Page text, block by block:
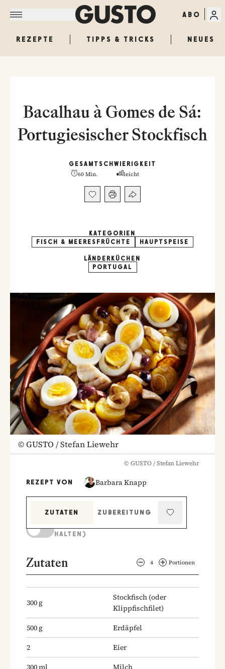
ABO
REZEPTE TIPPS & TRICKS NEUES
Bacalhau à Gomes de Sá:
Portugiesischer Stockfisch
GESAMT
60 Min.
SCHWIERIGKEIT
leicht
KATEGORIEN
FISCH & MEERESFRÜCHTE
HAUPTSPEISE
LÄNDERKÜCHEN
PORTUGAL
©GUSTO / Stefan Liewehr
© GUSTO / Stefan Liewehr
REZEPT VON Barbara Knapp
ZUTATEN
ZUBEREITUNG
HALTEN)
Zutaten 4 Portionen
300g
Stockfisch (oder
Klippfischfilet)
500g
Erdäpfel
2
Eier
300ml
Milch